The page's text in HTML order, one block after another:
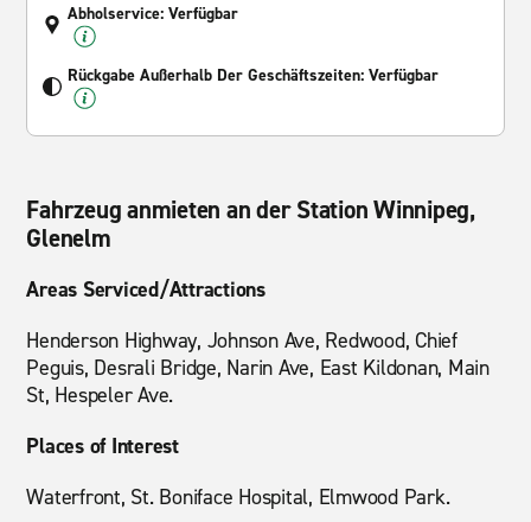
Abholservice: Verfügbar
Rückgabe Außerhalb Der Geschäftszeiten: Verfügbar
Fahrzeug anmieten an der Station Winnipeg,
Glenelm
Areas Serviced/Attractions
Henderson Highway, Johnson Ave, Redwood, Chief
Peguis, Desrali Bridge, Narin Ave, East Kildonan, Main
St, Hespeler Ave.
Places of Interest
Waterfront, St. Boniface Hospital, Elmwood Park.